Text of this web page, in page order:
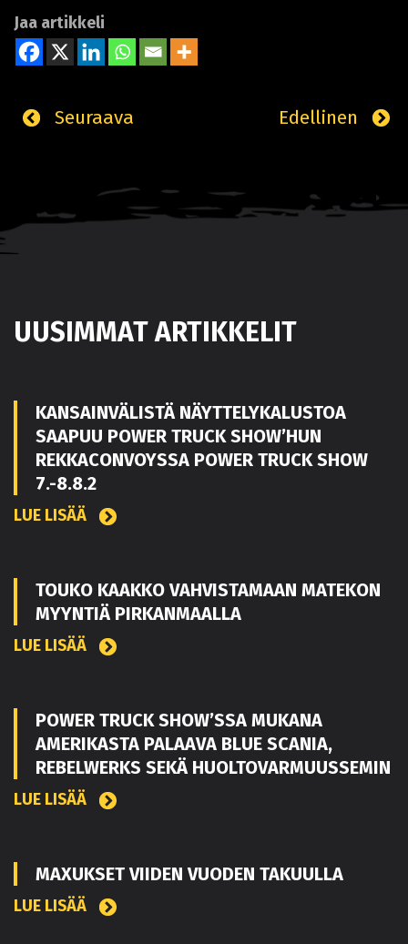
Jaa artikkeli
Edellinen
Seuraava
UUSIMMAT ARTIKKELIT
KANSAINVÄLISTÄ NÄYTTELYKALUSTOA
SAAPUU POWER TRUCK SHOW’HUN
REKKACONVOYSSA POWER TRUCK SHOW
7.-8.8.2
LUE LISÄÄ
TOUKO KAAKKO VAHVISTAMAAN MATEKON
MYYNTIÄ PIRKANMAALLA
LUE LISÄÄ
POWER TRUCK SHOW’SSA MUKANA
AMERIKASTA PALAAVA BLUE SCANIA,
REBELWERKS SEKÄ HUOLTOVARMUUSSEMIN
LUE LISÄÄ
MAXUKSET VIIDEN VUODEN TAKUULLA
LUE LISÄÄ